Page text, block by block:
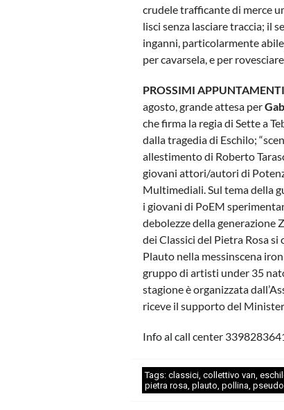
crudele trafficante di merce
lisci senza lasciare traccia; il
inganni, particolarmente
per cavarsela, e per
PROSSIMI APPUNTAMENTI
agosto, grande attesa per
che firma la regia di Sette a
dalla tragedia di Eschilo;
allestimento di Roberto
giovani attori/autori di
Multimediali. Sul tema della
i giovani di PoEM
debolezze della generazione
dei Classici del Pietra Rosa
Plauto nella messinscena
gruppo di artisti under 35
stagione è organizzata
riceve il supporto del
Info al call center
Tags:classici ,collettivo van ,
pietra rosa ,plauto ,pollina ,